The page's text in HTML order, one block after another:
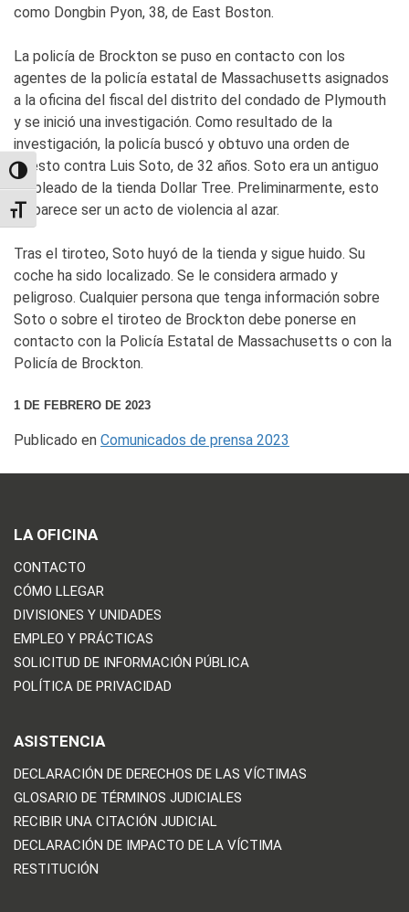
TOGGLE HIGH CONTRAST
TOGGLE FONT SIZE
como Dongbin Pyon, 38, de East Boston.
La policía de Brockton se puso en contacto con los
agentes de la policía estatal de Massachusetts asignados
a la oficina del fiscal del distrito del condado de Plymouth
y se inició una investigación. Como resultado de la
investigación, la policía buscó y obtuvo una orden de
arresto contra Luis Soto, de 32 años. Soto era un antiguo
empleado de la tienda Dollar Tree. Preliminarmente, esto
no parece ser un acto de violencia al azar.
Tras el tiroteo, Soto huyó de la tienda y sigue huido. Su
coche ha sido localizado. Se le considera armado y
peligroso. Cualquier persona que tenga información sobre
Soto o sobre el tiroteo de Brockton debe ponerse en
contacto con la Policía Estatal de Massachusetts o con la
Policía de Brockton.
1 DE FEBRERO DE 2023
Publicado en Comunicados de prensa 2023
LA OFICINA
CONTACTO
CÓMO LLEGAR
DIVISIONES Y UNIDADES
EMPLEO Y PRÁCTICAS
SOLICITUD DE INFORMACIÓN PÚBLICA
POLÍTICA DE PRIVACIDAD
ASISTENCIA
DECLARACIÓN DE DERECHOS DE LAS VÍCTIMAS
GLOSARIO DE TÉRMINOS JUDICIALES
RECIBIR UNA CITACIÓN JUDICIAL
DECLARACIÓN DE IMPACTO DE LA VÍCTIMA
RESTITUCIÓN